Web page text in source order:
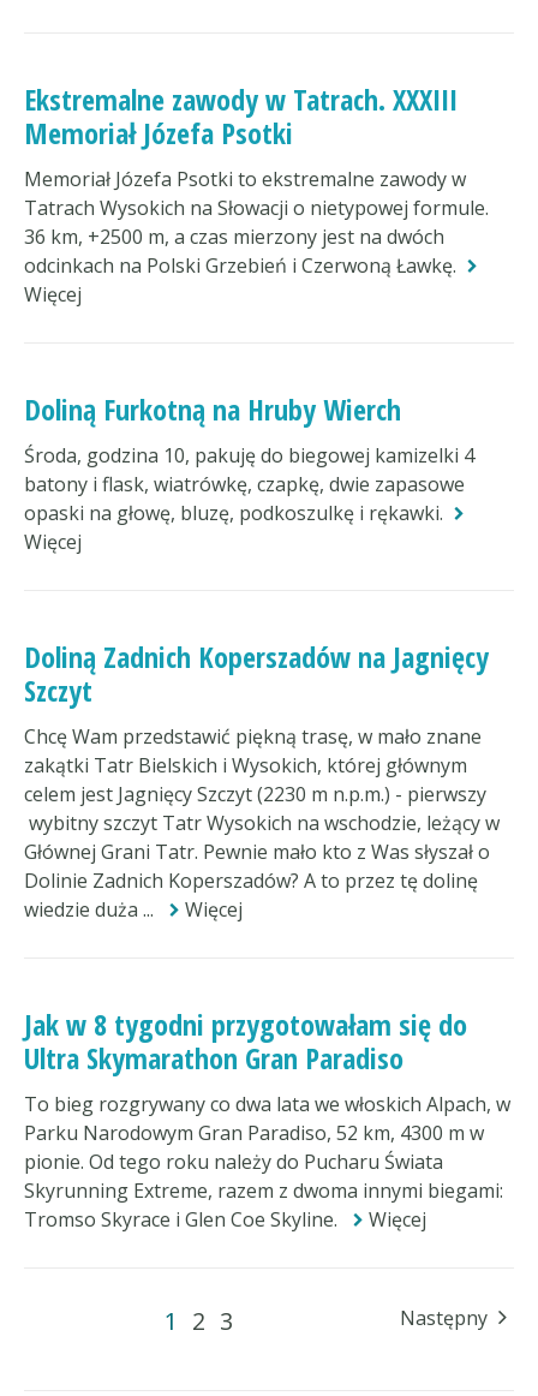
Ekstremalne zawody w Tatrach. XXXIII
Memoriał Józefa Psotki
Memoriał Józefa Psotki to ekstremalne zawody w
Tatrach Wysokich na Słowacji o nietypowej formule.
36 km, +2500 m, a czas mierzony jest na dwóch
odcinkach na Polski Grzebień i Czerwoną Ławkę.
Więcej
Doliną Furkotną na Hruby Wierch
Środa, godzina 10, pakuję do biegowej kamizelki 4
batony i flask, wiatrówkę, czapkę, dwie zapasowe
opaski na głowę, bluzę, podkoszulkę i rękawki.
Więcej
Doliną Zadnich Koperszadów na Jagnięcy
Szczyt
Chcę Wam przedstawić piękną trasę, w mało znane
zakątki Tatr Bielskich i Wysokich, której głównym
celem jest Jagnięcy Szczyt (2230 m n.p.m.) - pierwszy
wybitny szczyt Tatr Wysokich na wschodzie, leżący w
Głównej Grani Tatr. Pewnie mało kto z Was słyszał o
Dolinie Zadnich Koperszadów? A to przez tę dolinę
wiedzie duża ...
Więcej
Jak w 8 tygodni przygotowałam się do
Ultra Skymarathon Gran Paradiso
To bieg rozgrywany co dwa lata we włoskich Alpach, w
Parku Narodowym Gran Paradiso, 52 km, 4300 m w
pionie. Od tego roku należy do Pucharu Świata
Skyrunning Extreme, razem z dwoma innymi biegami:
Tromso Skyrace i Glen Coe Skyline.
Więcej
1 2 3 Następny